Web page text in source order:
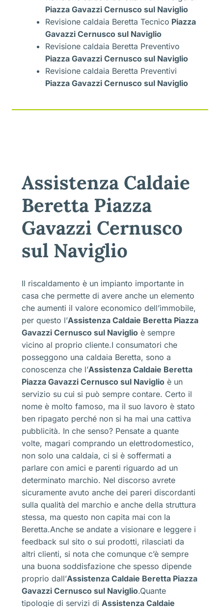
Piazza Gavazzi Cernusco sul Naviglio
Revisione caldaia Beretta Tecnico Piazza
Gavazzi Cernusco sul Naviglio
Revisione caldaia Beretta Preventivo
Piazza Gavazzi Cernusco sul Naviglio
Revisione caldaia Beretta Preventivi
Piazza Gavazzi Cernusco sul Naviglio
Assistenza Caldaie
Beretta Piazza
Gavazzi Cernusco
sul Naviglio
Il riscaldamento è un impianto importante in
casa che permette di avere anche un elemento
che aumenti il valore economico dell’immobile,
per questo l’Assistenza Caldaie Beretta Piazza
Gavazzi Cernusco sul Naviglio è sempre
vicino al proprio cliente.I consumatori che
posseggono una caldaia Beretta, sono a
conoscenza che l’Assistenza Caldaie Beretta
Piazza Gavazzi Cernusco sul Naviglio è un
servizio su cui si può sempre contare. Certo il
nome è molto famoso, ma il suo lavoro è stato
ben ripagato perché non si ha mai una cattiva
pubblicità. In che senso? Pensate a quante
volte, magari comprando un elettrodomestico,
non solo una caldaia, ci si è soffermati a
parlare con amici e parenti riguardo ad un
determinato marchio. Nel discorso avrete
sicuramente avuto anche dei pareri discordanti
sulla qualità del marchio e anche della struttura
stessa, ma questo non capita mai con la
Beretta.Anche se andate a visionare e leggere i
feedback sul sito o sui prodotti, rilasciati da
altri clienti, si nota che comunque c’è sempre
una buona soddisfazione che spesso dipende
proprio dall’Assistenza Caldaie Beretta Piazza
Gavazzi Cernusco sul Naviglio.Quante
tipologie di servizi di Assistenza Caldaie